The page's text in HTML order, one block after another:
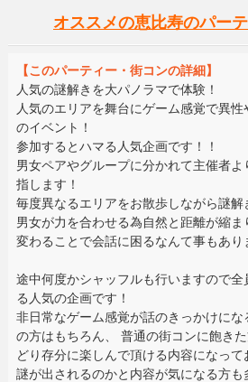
オススメの恵比寿のパー
【このパーティー・街コンの詳細】
人気の謎解きを大パノラマで体験！
人気のエリアを舞台にゲーム感覚で異
のイベント！
参加するとハマる人気企画です！！
男女ペアやグループに分かれて主催者よ
指します！
毎度異なるエリアをお散歩しながら謎
男女が力を合わせる為自然と距離が縮
変わることで会話に困るなんて事もあり
途中何度かシャッフルも行いますので
る人気の企画です！
非日常なゲーム感覚が話のきっかけに
の方はもちろん、 普通の街コンに飽き
どり存分に楽しんで頂ける内容になっ
謎が出されるのかと内容が気になる方